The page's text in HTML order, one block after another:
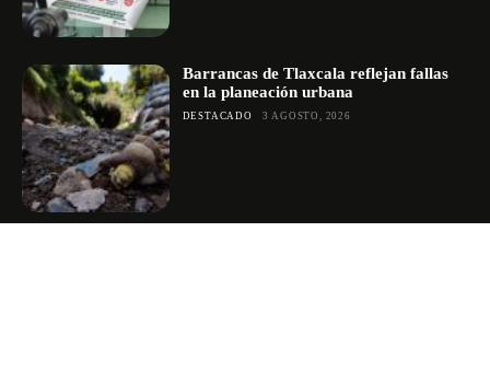
Barrancas de Tlaxcala reflejan fallas
en la planeación urbana
DESTACADO 3 AGOSTO, 2026